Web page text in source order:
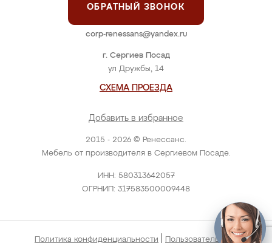
2015 - 2026 © Ренессанс.
Мебель от производителя в Сергиевом Посаде.
ИНН: 580313642057
ОГРНИП: 317583500009448
г. Сергиев Посад
ул Дружбы, 14
СХЕМА ПРОЕЗДА
Добавить в избранное
ОБРАТНЫЙ ЗВОНОК
corp-renessans@yandex.ru
Политика конфиденциальности Пользовательское